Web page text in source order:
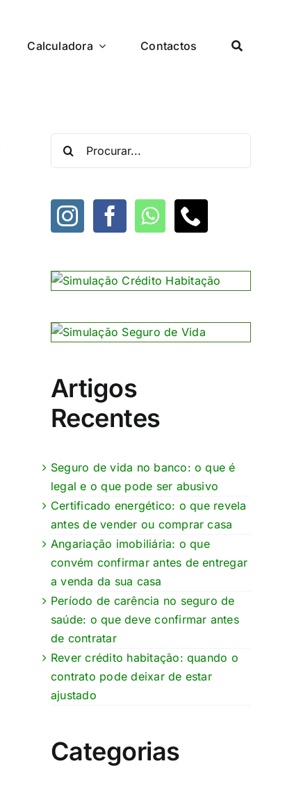
Calculadora Contactos
por:
Artigos
Recentes
Seguro de vida no banco: o que é
legal e o que pode ser abusivo
Certificado energético: o que revela
antes de vender ou comprar casa
Angariação imobiliária: o que
convém confirmar antes de entregar
a venda da sua casa
Período de carência no seguro de
saúde: o que deve confirmar antes
de contratar
Rever crédito habitação: quando o
contrato pode deixar de estar
ajustado
Categorias